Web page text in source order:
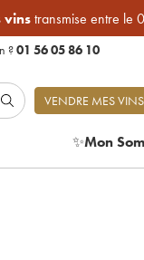
vinstransmise entre le
?01 56 05 86 10
VENDRE MES VINS
✨Mon